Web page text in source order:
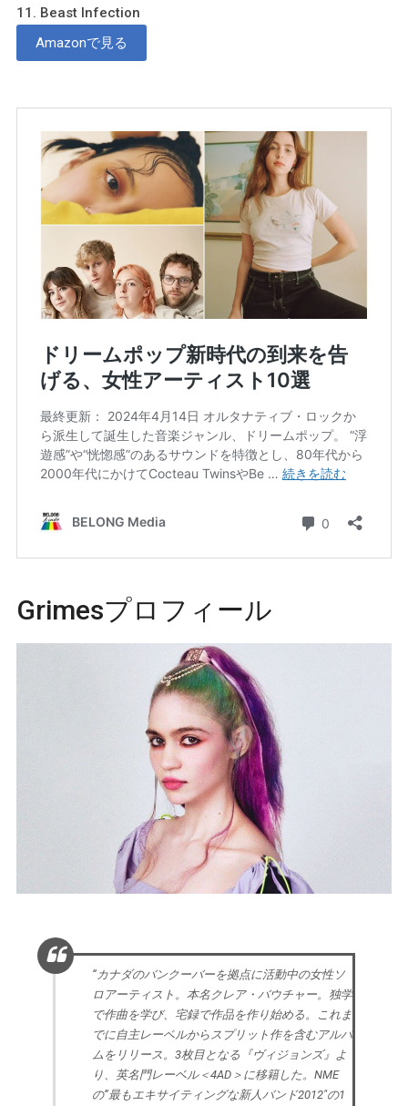
11. Beast Infection
Amazonで見る
Grimesプロフィール
“カナダのバンクーバーを拠点に活動中の女性ソ
ロアーティスト。本名クレア・バウチャー。独学
で作曲を学び、宅録で作品を作り始める。これま
でに自主レーベルからスプリット作を含むアルバ
ムをリリース。3枚目となる『ヴィジョンズ』よ
り、英名門レーベル＜4AD＞に移籍した。NME
の”最もエキサイティングな新人バンド2012″の1